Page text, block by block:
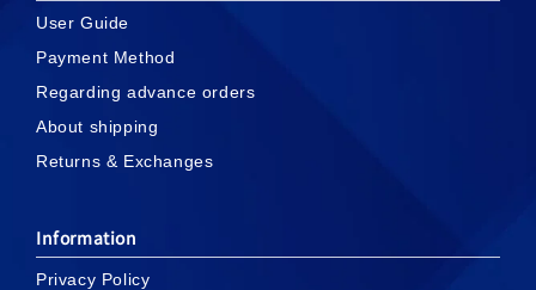
User Guide
Payment Method
Regarding advance orders
About shipping
Returns & Exchanges
Information
Privacy Policy